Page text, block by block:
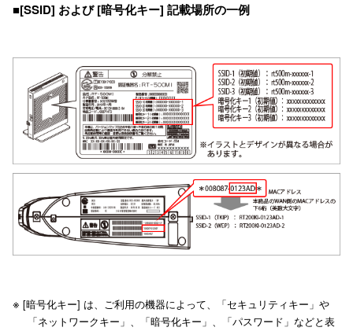
■[SSID] および [暗号化キー] 記載場所の一例
※ [暗号化キー] は、ご利用の機器によって、「セキュリティキー」や
「ネットワークキー」、「暗号化キー」、「パスワード」などと表